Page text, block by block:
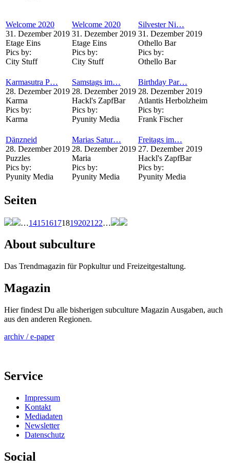
Welcome 2020
31. Dezember 2019
Etage Eins
Pics by:
City Stuff
Welcome 2020
31. Dezember 2019
Etage Eins
Pics by:
City Stuff
Silvester Ni…
31. Dezember 2019
Othello Bar
Pics by:
Othello Bar
Karmasutra P…
28. Dezember 2019
Karma
Pics by:
Karma
Samstags im…
28. Dezember 2019
Hackl's ZapfBar
Pics by:
Pyunity Media
Birthday Par…
28. Dezember 2019
Atlantis Herbolzheim
Pics by:
Frank Fischer
Dänzneid
28. Dezember 2019
Puzzles
Pics by:
Pyunity Media
Marias Satur…
28. Dezember 2019
Maria
Pics by:
Pyunity Media
Freitags im…
27. Dezember 2019
Hackl's ZapfBar
Pics by:
Pyunity Media
Seiten
…1415161718192021 22…
About subculture
Das Trendmagazin für Popkultur und Freizeitgestaltung.
Magazin
Hier findest Du alle bisherigen subculture Magazin Ausgaben, auch
aus den anderen Regionen.
archiv / e-paper
Service
Impressum
Kontakt
Mediadaten
Newsletter
Datenschutz
Social